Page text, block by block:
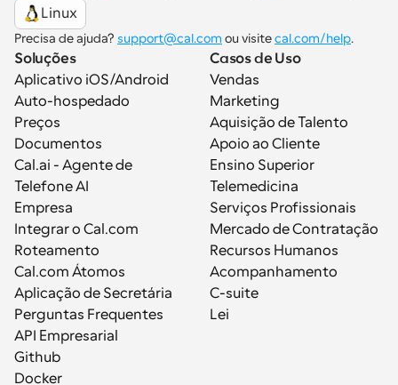
Linux
Precisa de ajuda? support@cal.com ou visite cal.com/help.
Soluções
Aplicativo iOS/Android
Auto-hospedado
Preços
Documentos
Cal.ai - Agente de
Telefone AI
Empresa
Integrar o Cal.com
Roteamento
Cal.com Átomos
Aplicação de Secretária
Perguntas Frequentes
API Empresarial
Github
Docker
Casos de Uso
Vendas
Marketing
Aquisição de Talento
Apoio ao Cliente
Ensino Superior
Telemedicina
Serviços Profissionais
Mercado de Contratação
Recursos Humanos
Acompanhamento
C-suite
Lei